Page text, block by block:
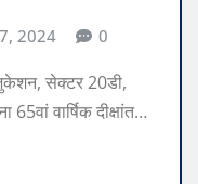
2024 0
सेक्टर 20डी,
वार्षिक दीक्षांत…